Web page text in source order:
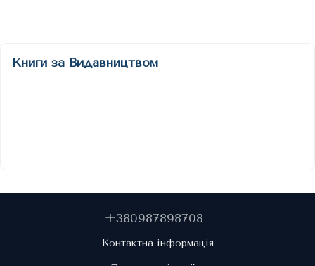
Книги за Видавництвом
+380987898708
Контактна інформація